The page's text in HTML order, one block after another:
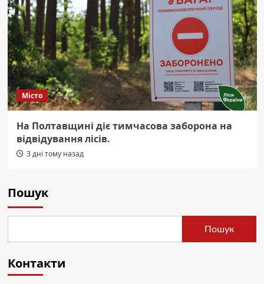
Місто
На Полтавщині діє тимчасова заборона на
відвідування лісів.
3 дні тому назад
Пошук
Пошук
Контакти